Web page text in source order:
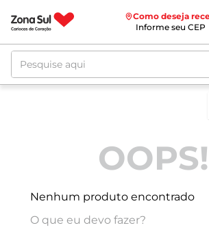
Como deseja
Informe seu CEP
Pesquise aqui
OOPS!
Nenhum produto encontrado
O que eu devo fazer?